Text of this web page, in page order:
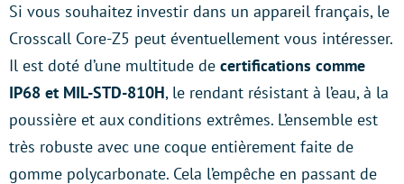
Si vous souhaitez investir dans un appareil français, le
Crosscall Core-Z5 peut éventuellement vous intéresser.
Il est doté d’une multitude de certifications comme
IP68 et MIL-STD-810H, le rendant résistant à l’eau, à la
poussière et aux conditions extrêmes. L’ensemble est
très robuste avec une coque entièrement faite de
gomme polycarbonate. Cela l’empêche en passant de